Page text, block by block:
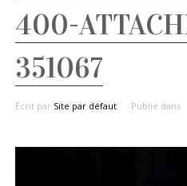
400-
351067
Écrit par Site par défaut Publié dans